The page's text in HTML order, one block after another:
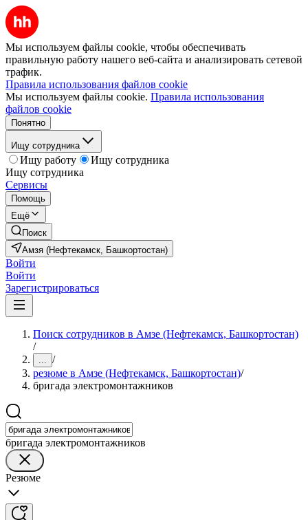
Мы используем файлы cookie, чтобы обеспечивать
правильную работу нашего веб-сайта и анализировать сетевой
трафик.
Правила использования файлов cookie
Мы используем файлы cookie. Правила использования
файлов cookie
Понятно
Ищу сотрудника
Ищу работу
Ищу сотрудника
Ищу сотрудника
Сервисы
Помощь
Ещё
Поиск
Амзя (Нефтекамск, Башкортостан)
Войти
Войти
Зарегистрироваться
Поиск сотрудников в Амзе (Нефтекамск, Башкортостан)
/
... /
резюме в Амзе (Нефтекамск, Башкортостан)/
бригада электромонтажников
бригада электромонтажников
Резюме